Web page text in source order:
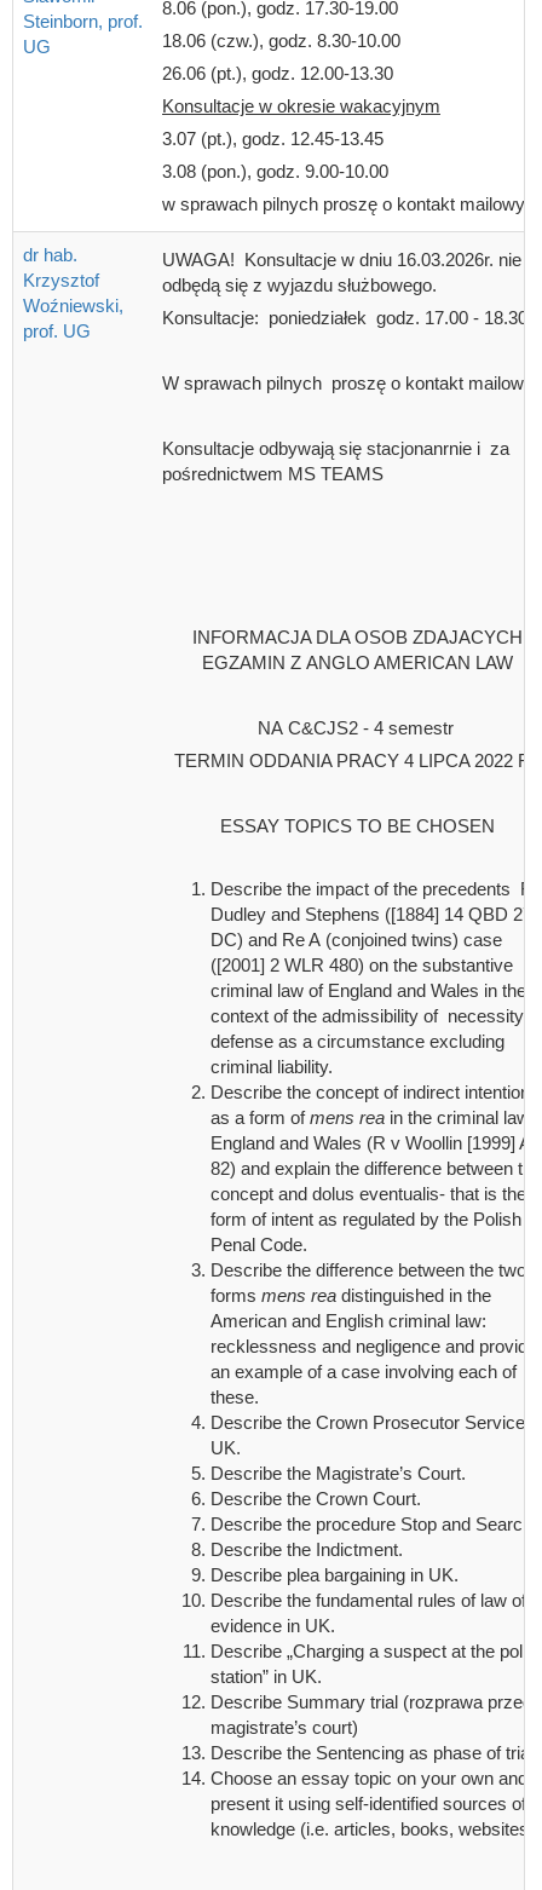
Steinborn, prof.
UG
8.06 (pon.), godz. 17.30-19.00
18.06 (czw.), godz. 8.30-10.00
26.06 (pt.), godz. 12.00-13.30
Konsultacje w okresie wakacyjnym
3.07 (pt.), godz. 12.45-13.45
3.08 (pon.), godz. 9.00-10.00
w sprawach pilnych proszę o kontakt mailowy
dr hab.
Krzysztof
Woźniewski,
prof. UG
UWAGA! Konsultacje w dniu 16.03.2026r. nie
odbędą się z wyjazdu służbowego.
Konsultacje: poniedziałek godz. 17.00 - 18.30
W sprawach pilnych proszę o kontakt mailowy.
Konsultacje odbywają się stacjonanrnie i za
pośrednictwem MS TEAMS
INFORMACJA DLA OSOB ZDAJACYCH
EGZAMIN Z ANGLO AMERICAN LAW
NA C&CJS2 - 4 semestr
TERMIN ODDANIA PRACY 4 LIPCA 2022 R.
ESSAY TOPICS TO BE CHOSEN
Describe the impact of the precedents R
Dudley and Stephens ([1884] 14 QBD 273
DC) and Re A (conjoined twins) case
([2001] 2 WLR 480) on the substantive
criminal law of England and Wales in the
context of the admissibility of necessity
defense as a circumstance excluding
criminal liability.
Describe the concept of indirect intention
as a form ofmens rea in the criminal law
England and Wales (R v Woollin [1999]
82) and explain the difference between
concept and dolus eventualis- that is the
form of intent as regulated by the Polish
Penal Code.
Describe the difference between the two
forms mens rea distinguished in the
American and English criminal law:
recklessness and negligence and provide
an example of a case involving each of
these.
Describe the Crown Prosecutor Service in
UK.
Describe the Magistrate’s Court.
Describe the Crown Court.
Describe the procedure Stop and Search.
Describe the Indictment.
Describe plea bargaining in UK.
Describe the fundamental rules of law of
evidence in UK.
Describe „Charging a suspect at the
station” in UK.
Describe Summary trial (rozprawa przed
magistrate’s court)
Describe the Sentencing as phase of trial.
Choose an essay topic on your own and
present it using self-identified sources of
knowledge (i.e. articles, books, websites)